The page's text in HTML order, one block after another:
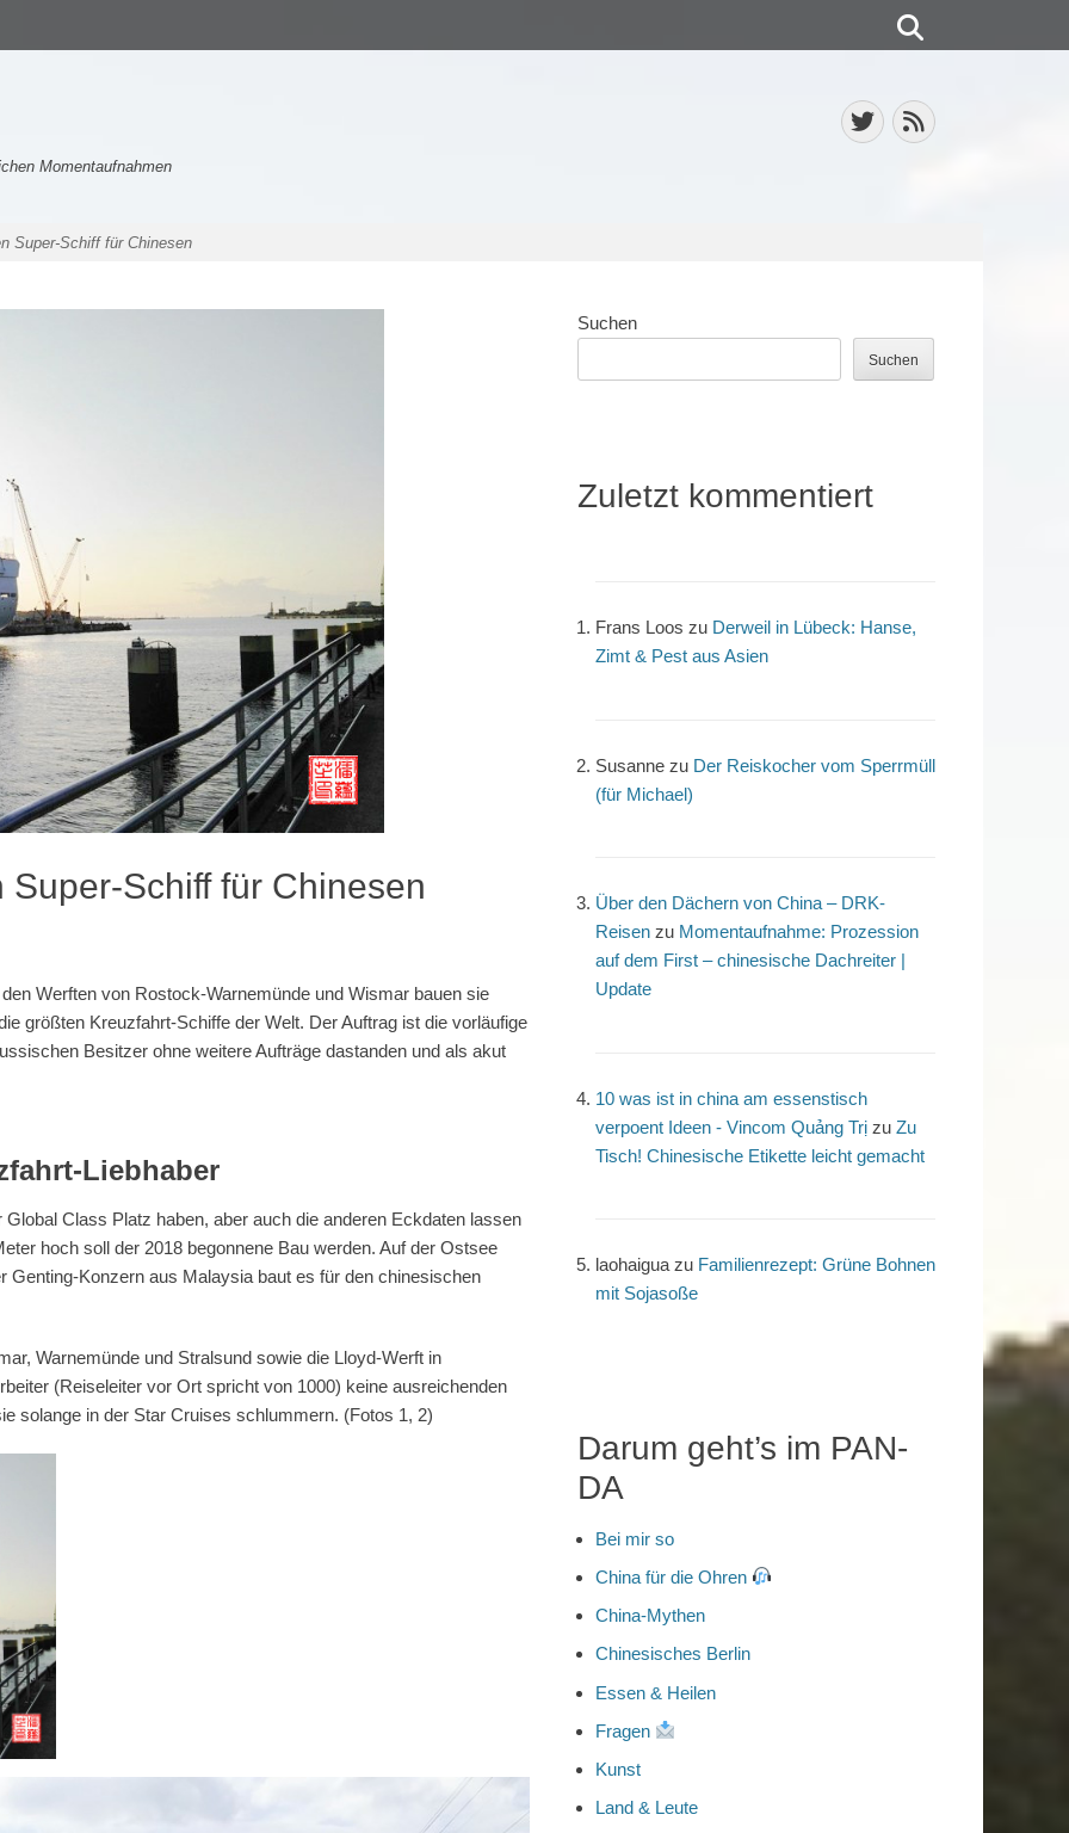
Momentaufnahmen
Twitter
Feed
Super-Schiff für Chinesen
Schiff für Chinesen
Werften von Rostock-Warnemünde und Wismar bauen sie
größten Kreuzfahrt-Schiffe der Welt. Der Auftrag ist die vorläufige
Besitzer ohne weitere Aufträge dastanden und als akut
Liebhaber
Class Platz haben, aber auch die anderen Eckdaten lassen
hoch soll der 2018 begonnene Bau werden. Auf der Ostsee
Konzern aus Malaysia baut es für den chinesischen
Warnemünde und Stralsund sowie die Lloyd-Werft in
(Reiseleiter vor Ort spricht von 1000) keine ausreichenden
solange in der Star Cruises schlummern. (Fotos 1, 2)
Suchen
Suchen
Zuletzt kommentiert
Frans Loos zu Derweil in Lübeck: Hanse,
Zimt & Pest aus Asien
Susanne zu Der Reiskocher vom Sperrmüll
(für Michael)
Über den Dächern von China – DRK-
Reisen zu Momentaufnahme: Prozession
auf dem First – chinesische Dachreiter |
Update
10 was ist in china am essenstisch
verpoent Ideen - Vincom Quảng Trị zu Zu
Tisch! Chinesische Etikette leicht gemacht
laohaigua zu Familienrezept: Grüne Bohnen
mit Sojasoße
Darum geht’s im PAN-
DA
Bei mir so
China für die Ohren
China-Mythen
Chinesisches Berlin
Essen & Heilen
Fragen
Kunst
Land & Leute